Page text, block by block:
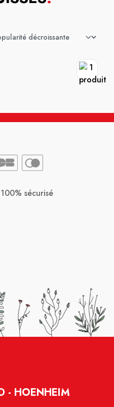
sécurisé
- HOENHEIM